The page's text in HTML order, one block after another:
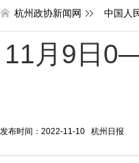
杭州政协新闻网 中国人
11月9日
发布时间：2022-11-10 杭州日报